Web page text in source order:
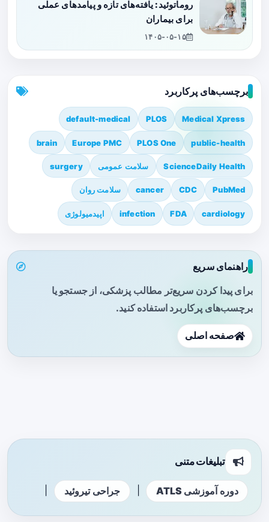
روماتوئید: یافته‌های تازه و پیامدهای عملی
برای بیماران
۱۴۰۵-۰۵-۱۵
برچسب‌های پرکاربرد
Medical Xpress
PLOS
default-medical
public-health
PLOS One
Europe PMC
brain
ScienceDaily Health سلامت عمومی surgery
PubMed
CDC
cancer سلامت روان
cardiology
FDA
infection اپیدمیولوژی
راهنمای سریع
برای پیدا کردن سریع‌تر مطالب پزشکی، از جستجو یا
برچسب‌های پرکاربرد استفاده کنید.
صفحه اصلی
تبلیغات متنی
دوره آموزشی ATLS جراحی تیروئید